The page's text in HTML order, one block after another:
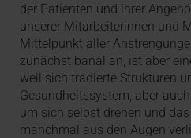
der Patienten und ihrer
unserer Mitarbeiterinnen und
Mittelpunkt aller
zunächst banal an, ist aber
weil sich tradierte Strukturen
Gesundheitssystem, aber
um sich selbst drehen und
manchmal aus den Augen